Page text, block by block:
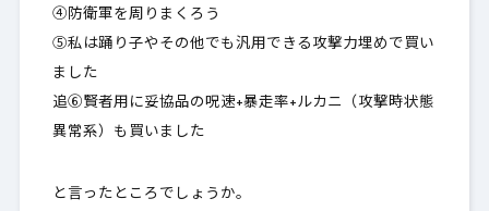
④防衛軍を周りまくろう
⑤私は踊り子やその他でも汎用できる攻撃力埋めで買い
ました
追⑥賢者用に妥協品の呪速+暴走率+ルカニ（攻撃時状態
異常系）も買いました
と言ったところでしょうか。